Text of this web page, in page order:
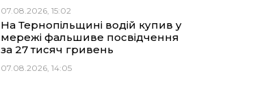
07.08.2026, 15:02
На Тернопільщині водій купив у
мережі фальшиве посвідчення
за 27 тисяч гривень
07.08.2026, 14:05